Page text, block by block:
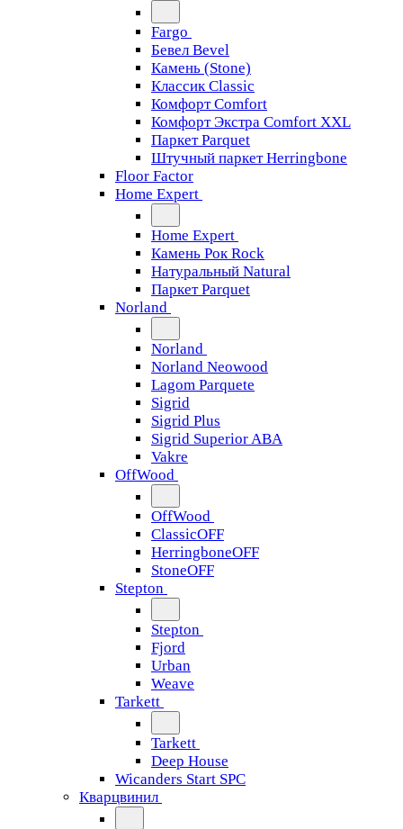
Fargo
Бевел Bevel
Камень (Stone)
Классик Classic
Комфорт Comfort
Комфорт Экстра Comfort XXL
Паркет Parquet
Штучный паркет Herringbone
Floor Factor
Home Expert
Home Expert
Камень Рок Rock
Натуральный Natural
Паркет Parquet
Norland
Norland
Norland Neowood
Lagom Parquete
Sigrid
Sigrid Plus
Sigrid Superior ABA
Vakre
OffWood
OffWood
ClassicOFF
HerringboneOFF
StoneOFF
Stepton
Stepton
Fjord
Urban
Weave
Tarkett
Tarkett
Deep House
Wicanders Start SPC
Кварцвинил